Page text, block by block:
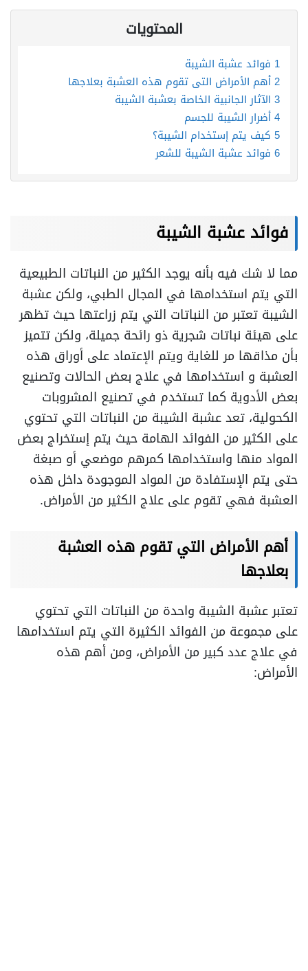
المحتويات
1 فوائد عشبة الشيبة
2أهم الأمراض التي تقوم هذه العشبة بعلاجها
3 الآثار الجانبية الخاصة بعشبة الشيبة
4أضرار الشيبة للجسم
5 كيف يتم إستخدام الشيبة؟
6 فوائد عشبة الشيبة للشعر
فوائد عشبة الشيبة
مما لا شك فيه بأنه يوجد الكثير من النباتات الطبيعية
التي يتم استخدامها في المجال الطبي، ولكن عشبة
الشيبة تعتبر من النباتات التي يتم زراعتها حيث تظهر
على هيئة نباتات شجرية ذو رائحة جميلة، ولكن تتميز
بأن مذاقها مر للغاية ويتم الإعتماد على أوراق هذه
العشبة و استخدامها في علاج بعض الحالات وتصنيع
بعض الأدوية كما تستخدم في تصنيع المشروبات
الكحولية، تعد عشبة الشيبة من النباتات التي تحتوي
على الكثير من الفوائد الهامة حيث يتم إستخراج بعض
المواد منها واستخدامها كمرهم موضعي أو صبغة
حتى يتم الإستفادة من المواد الموجودة داخل هذه
العشبة فهي تقوم على علاج الكثير من الأمراض.
أهم الأمراض التي تقوم هذه العشبة
بعلاجها
تعتبر عشبة الشيبة واحدة من النباتات التي تحتوي
على مجموعة من الفوائد الكثيرة التي يتم استخدامها
في علاج عدد كبير من الأمراض، ومن أهم هذه
الأمراض: